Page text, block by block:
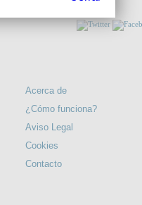
Acerca de
¿Cómo funciona?
Aviso Legal
Cookies
Contacto